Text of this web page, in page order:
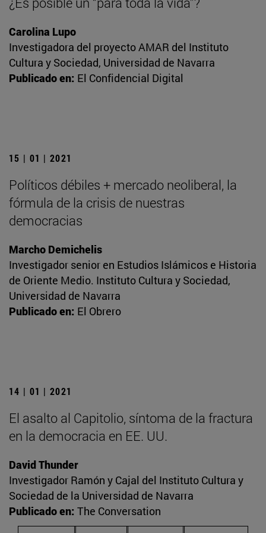
Carolina Lupo
Investigadora del proyecto AMAR del Instituto
Cultura y Sociedad, Universidad de Navarra
Publicado en: El Confidencial Digital
15 | 01 | 2021
Políticos débiles + mercado neoliberal, la
fórmula de la crisis de nuestras
democracias
Marcho Demichelis
Investigador senior en Estudios Islámicos e Historia
de Oriente Medio. Instituto Cultura y Sociedad,
Universidad de Navarra
Publicado en: El Obrero
14 | 01 | 2021
El asalto al Capitolio, síntoma de la fractura
en la democracia en EE. UU.
David Thunder
Investigador Ramón y Cajal del Instituto Cultura y
Sociedad de la Universidad de Navarra
Publicado en: The Conversation